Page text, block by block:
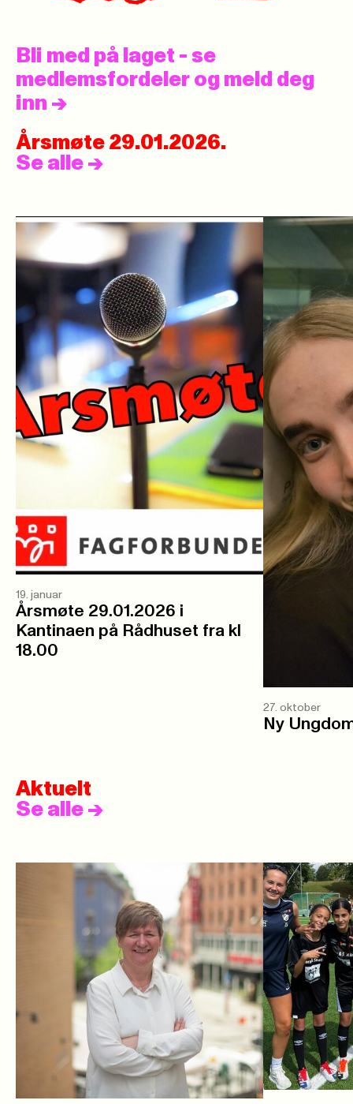
Bli med på laget - se
medlemsfordeler og meld deg
inn ->
Årsmøte 29.01.2026.
Se alle ->
19. januar
Årsmøte 29.01.2026 i
Kantinaen på Rådhuset fra kl
18.00
27. oktober
Ny
Aktuelt
Se alle ->